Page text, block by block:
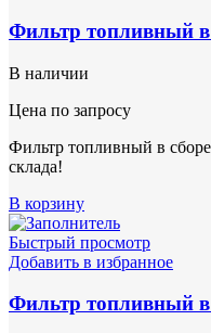
Фильтр топливный
В наличии
Цена по запросу
Фильтр топливный в
склада!
В корзину
Быстрый просмотр
Добавить в избранное
Фильтр топливный